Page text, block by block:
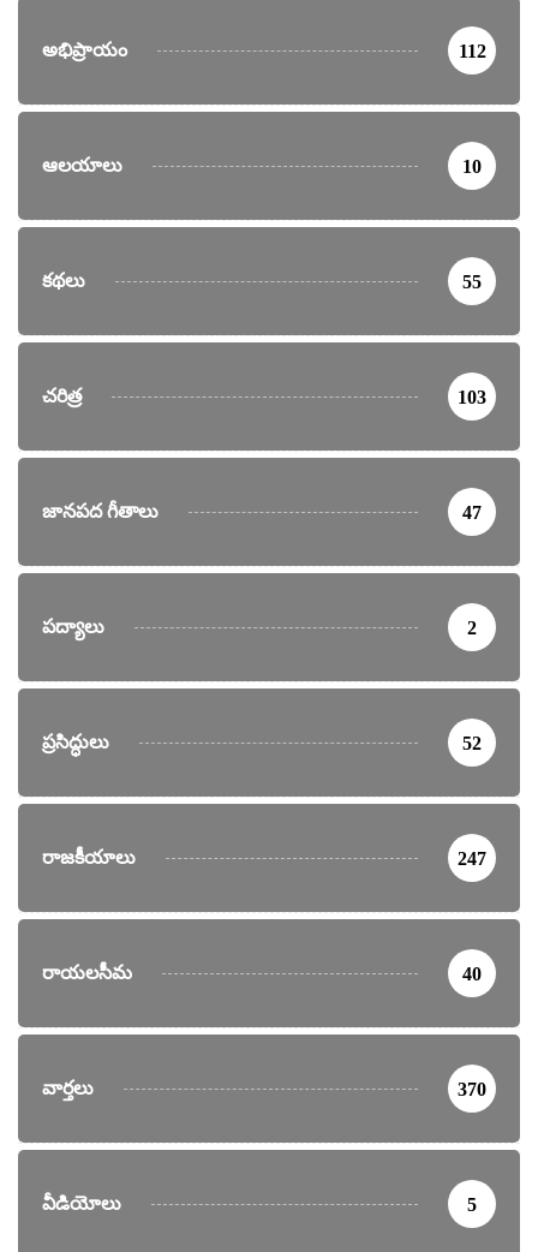
అభిప్రాయం 112
ఆలయాలు 10
కథలు 55
చరిత్ర 103
జానపద గీతాలు 47
పద్యాలు 2
ప్రసిద్ధులు 52
రాజకీయాలు 247
రాయలసీమ 40
వార్తలు 370
వీడియోలు 5